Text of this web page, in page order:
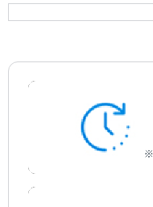
三味線のための「流れ」
作曲者：篠原 真